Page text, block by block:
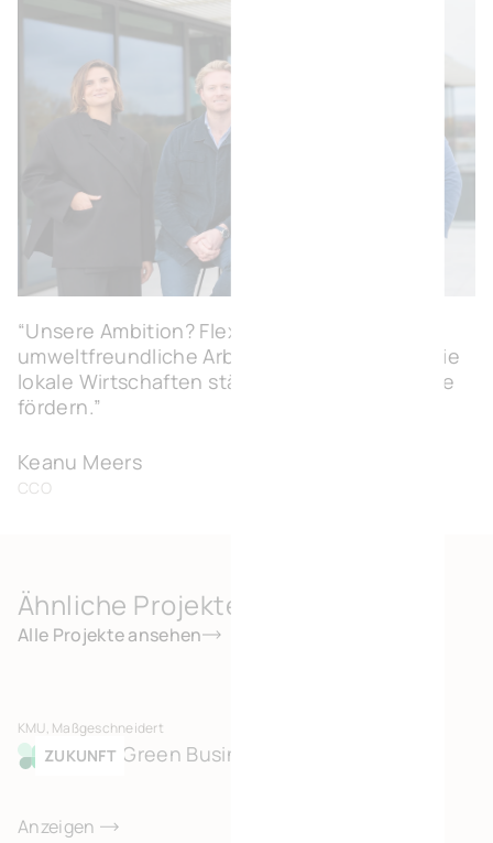
“Unsere Ambition? Flexible, modulare und
umweltfreundliche Arbeitsplätze schaffen, die
lokale Wirtschaften stärken und Arbeitsplätze
fördern.”
Keanu Meers
CCO
Ähnliche Projekte
Alle Projekte ansehen
Bönen Green Business Park
KMU, Maßgeschneidert
ZUKUNFT
Anzeigen